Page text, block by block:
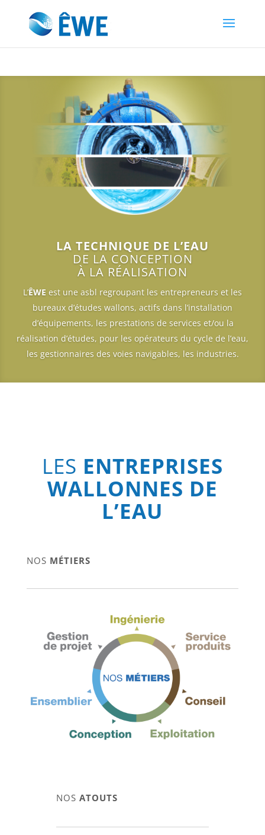
LA TECHNIQUE DE L’EAU
DE LA CONCEPTION
À LA RÉALISATION
L’ÊWE est une asbl regroupant les entrepreneurs et les
bureaux d’études wallons, actifs dans l’installation
d’équipements, les prestations de services et/ou la
réalisation d’études, pour les opérateurs du cycle de l’eau,
les gestionnaires des voies navigables, les industries.
LES ENTREPRISES
WALLONNES DE
L’EAU
NOS MÉTIERS
NOS ATOUTS